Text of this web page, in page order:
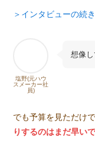
＞インタビューの続
塩野(元ハウ
スメーカー社
員)
想像
でも予算を見ただけ
りするのはまだ早い